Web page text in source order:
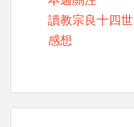
讀教宗良十四
感想